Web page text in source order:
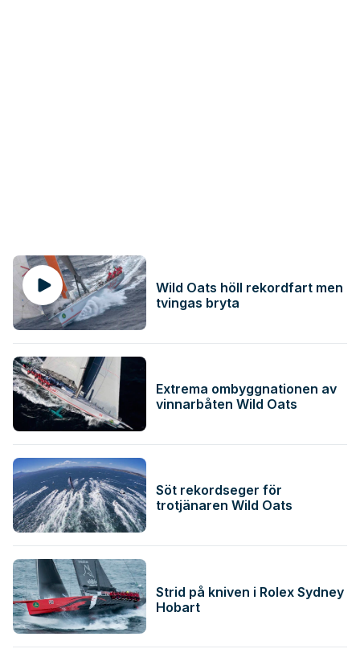
Wild Oats höll rekordfart men
tvingas bryta
Extrema ombyggnationen av
vinnarbåten Wild Oats
Söt rekordseger för
trotjänaren Wild Oats
Strid på kniven i Rolex Sydney
Hobart